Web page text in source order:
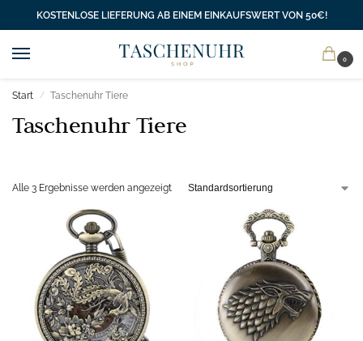
KOSTENLOSE LIEFERUNG AB EINEM EINKAUFSWERT VON 50€!
0
Start / Taschenuhr Tiere
Taschenuhr Tiere
Alle 3 Ergebnisse werden angezeigt